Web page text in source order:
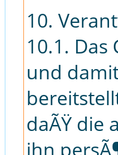
10.
10.1.
und
daÃŸ die
ihn